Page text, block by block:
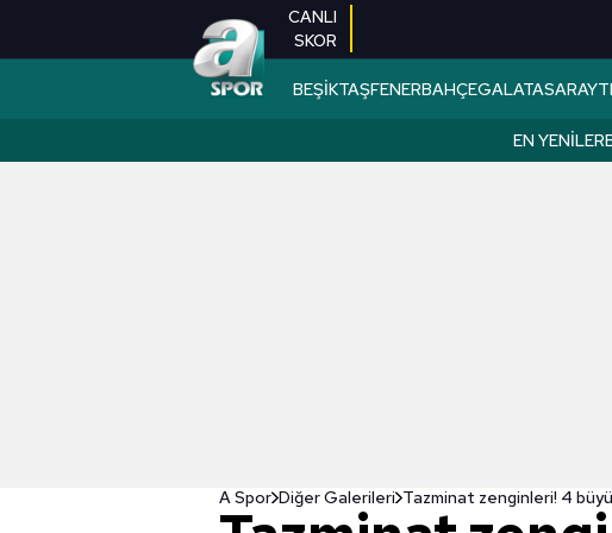
CANLI
SKOR
BEŞİKTAŞFENERBAHÇEGALATASARAY
EN YENILER
A Spor Diğer Galerileri Tazminat zenginleri! 4